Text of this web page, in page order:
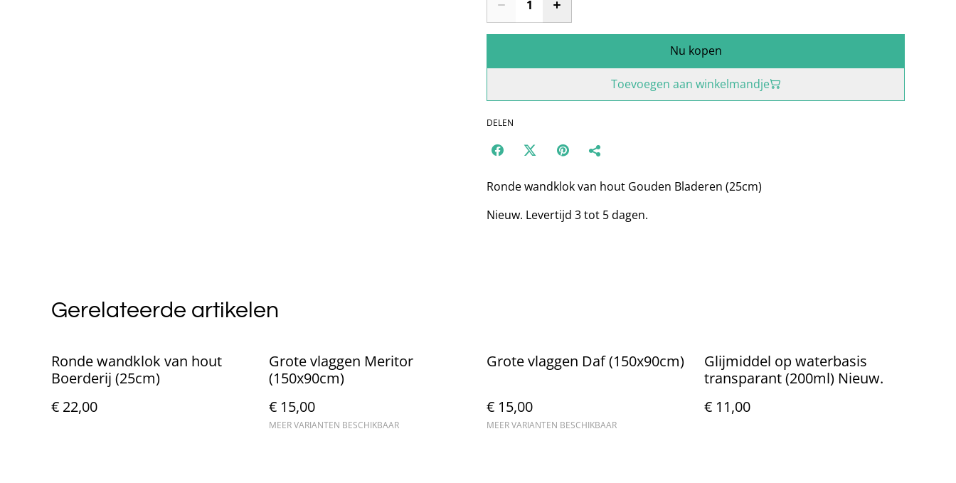
Nu kopen
Toevoegen aan winkelmandje
DELEN
Ronde wandklok van hout Gouden Bladeren (25cm)
Nieuw. Levertijd 3 tot 5 dagen.
Gerelateerde artikelen
Ronde wandklok van hout
Boerderij (25cm)
€ 22,00
Grote vlaggen Meritor
(150x90cm)
€ 15,00
MEER VARIANTEN BESCHIKBAAR
Grote vlaggen Daf (150x90cm)
€ 15,00
MEER VARIANTEN BESCHIKBAAR
Glijmiddel op waterbasis
transparant (200ml) Nieuw.
€ 11,00